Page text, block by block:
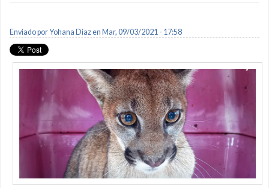
Enviado porYohana Diazen Mar, 09/03/2021 - 17:58